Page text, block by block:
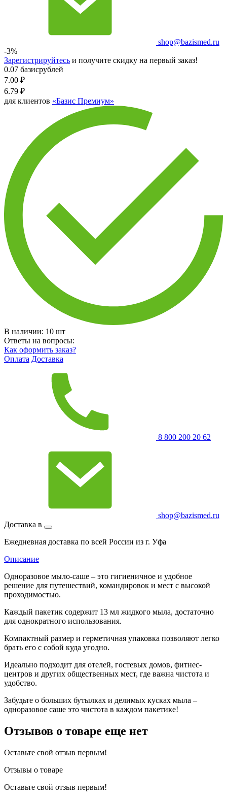
shop@bazismed.ru
-3%
Зарегистрируйтесь и получите скидку на первый заказ!
0.07 базисрублей
7.00 ₽
6.79 ₽
для клиентов «Базис Премиум»
В наличии: 10 шт
Ответы на вопросы:
Как оформить заказ?
Оплата Доставка
8 800 200 20 62
shop@bazismed.ru
Доставка в
Ежедневная доставка по всей России из г. Уфа
Описание
Одноразовое мыло-саше – это гигиеничное и удобное
решение для путешествий, командировок и мест с высокой
проходимостью.
Каждый пакетик содержит 13 мл жидкого мыла, достаточно
для однократного использования.
Компактный размер и герметичная упаковка позволяют легко
брать его с собой куда угодно.
Идеально подходит для отелей, гостевых домов, фитнес-
центров и других общественных мест, где важна чистота и
удобство.
Забудьте о больших бутылках и делимых кусках мыла –
одноразовое саше это чистота в каждом пакетике!
Отзывов о товаре еще нет
Оставьте свой отзыв первым!
Отзывы о товаре
Оставьте свой отзыв первым!